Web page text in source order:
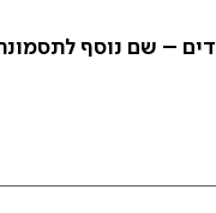
– שם נוסף